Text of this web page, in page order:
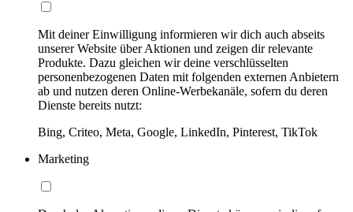
Mit deiner Einwilligung informieren wir dich auch abseits
unserer Website über Aktionen und zeigen dir relevante
Produkte. Dazu gleichen wir deine verschlüsselten
personenbezogenen Daten mit folgenden externen Anbietern
ab und nutzen deren Online-Werbekanäle, sofern du deren
Dienste bereits nutzt:
Bing, Criteo, Meta, Google, LinkedIn, Pinterest, TikTok
Marketing